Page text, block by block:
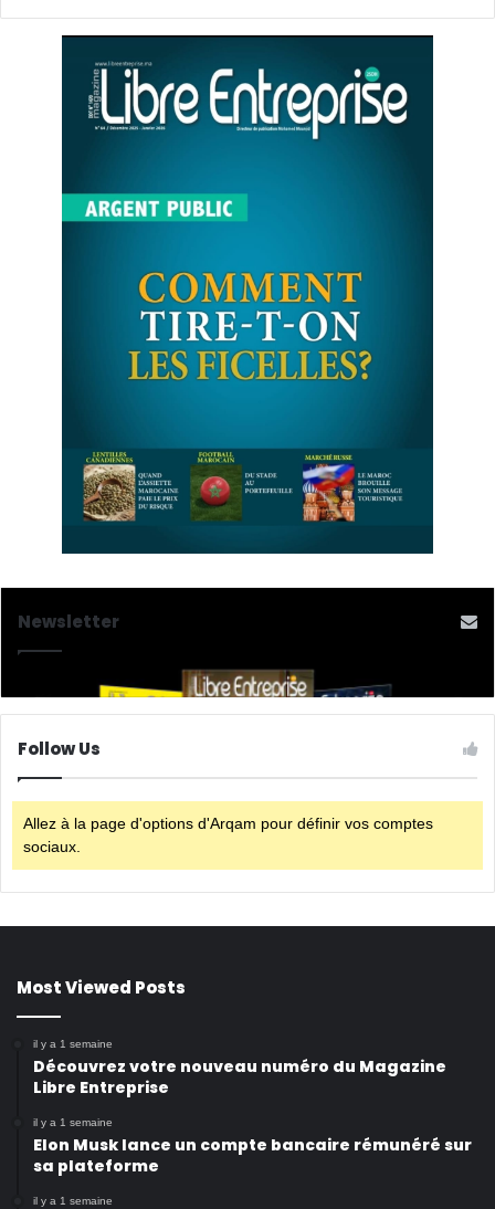
Newsletter
Follow Us
Allez à la page d'options d'Arqam pour définir vos comptes
sociaux.
Most Viewed Posts
il y a 1 semaine
Découvrez votre nouveau numéro du Magazine
Libre Entreprise
il y a 1 semaine
Elon Musk lance un compte bancaire rémunéré sur
sa plateforme
il y a 1 semaine